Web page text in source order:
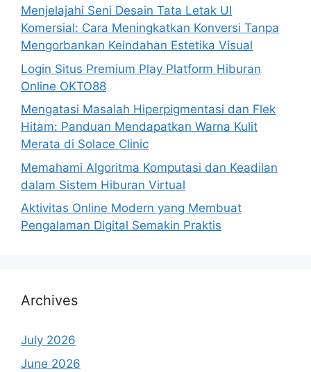
Menjelajahi Seni Desain Tata Letak UI
Komersial: Cara Meningkatkan Konversi Tanpa
Mengorbankan Keindahan Estetika Visual
Login Situs Premium Play Platform Hiburan
Online OKTO88
Mengatasi Masalah Hiperpigmentasi dan Flek
Hitam: Panduan Mendapatkan Warna Kulit
Merata di Solace Clinic
Memahami Algoritma Komputasi dan Keadilan
dalam Sistem Hiburan Virtual
Aktivitas Online Modern yang Membuat
Pengalaman Digital Semakin Praktis
Archives
July 2026
June 2026